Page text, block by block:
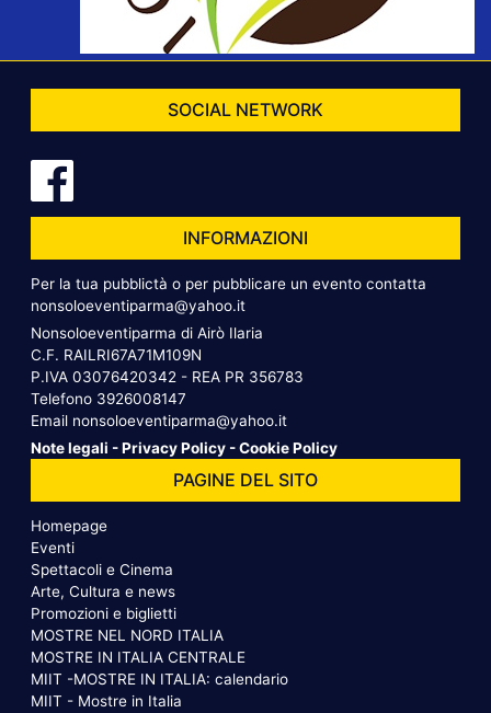
SOCIAL NETWORK
INFORMAZIONI
Per la tua pubblictà o per pubblicare un evento contatta
nonsoloeventiparma@yahoo.it
Nonsoloeventiparma di Airò Ilaria
C.F. RAILRI67A71M109N
P.IVA 03076420342 - REA PR 356783
Telefono 3926008147
Email nonsoloeventiparma@yahoo.it
Note legali -Privacy Policy -Cookie Policy
PAGINE DEL SITO
Homepage
Eventi
Spettacoli e Cinema
Arte, Cultura e news
Promozioni e biglietti
MOSTRE NEL NORD ITALIA
MOSTRE IN ITALIA CENTRALE
MIIT -MOSTRE IN ITALIA: calendario
MIIT - Mostre in Italia